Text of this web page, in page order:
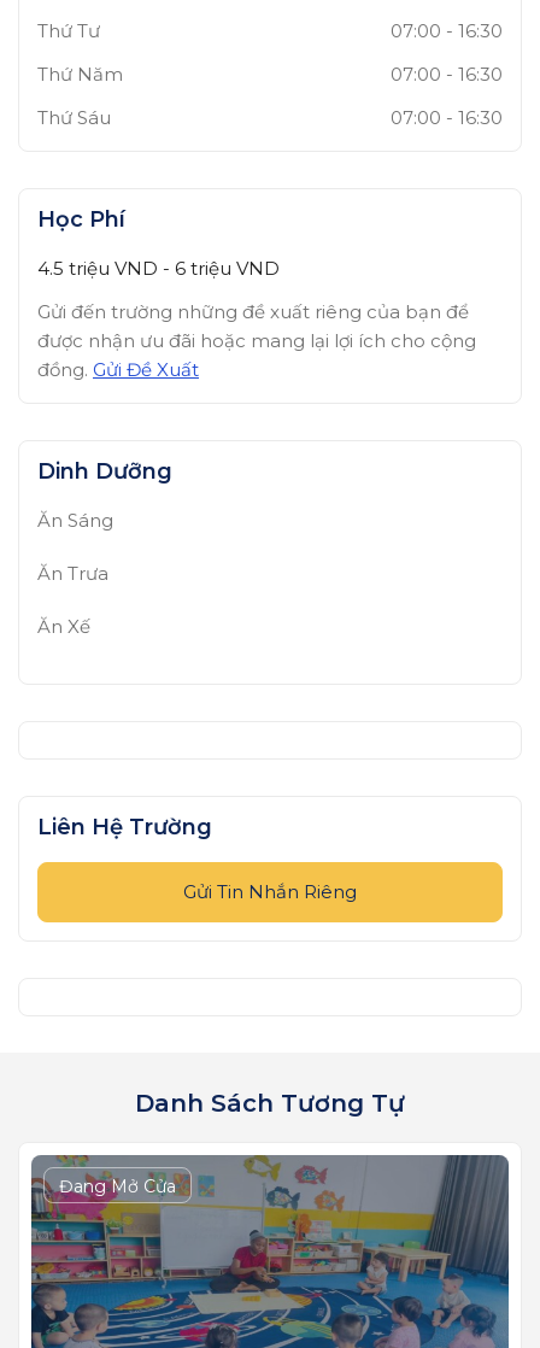
Thứ Tư
07:00 - 16:30
Thứ Năm
07:00 - 16:30
Thứ Sáu
07:00 - 16:30
Học Phí
4.5 triệu VND - 6 triệu VND
Gửi đến trường những đề xuất riêng của bạn để
được nhận ưu đãi hoặc mang lại lợi ích cho cộng
đồng. Gửi Đề Xuất
Dinh Dưỡng
Ăn Sáng
Ăn Trưa
Ăn Xế
Liên Hệ Trường
Gửi Tin Nhắn Riêng
Danh Sách Tương Tự
Đang Mở Cửa